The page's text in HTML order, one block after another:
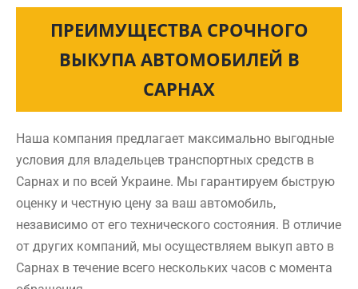
ПРЕИМУЩЕСТВА СРОЧНОГО
ВЫКУПА АВТОМОБИЛЕЙ В
САРНАХ
Наша компания предлагает максимально выгодные
условия для владельцев транспортных средств в
Сарнах и по всей Украине. Мы гарантируем быструю
оценку и честную цену за ваш автомобиль,
независимо от его технического состояния. В отличие
от других компаний, мы осуществляем выкуп авто в
Сарнах в течение всего нескольких часов с момента